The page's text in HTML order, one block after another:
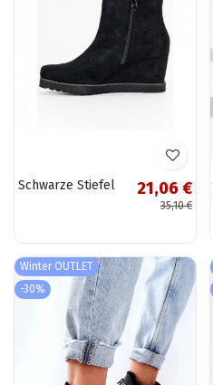
Schwarze Stiefel 21,06 €
35,10 €
Winter OUTLET
-30%